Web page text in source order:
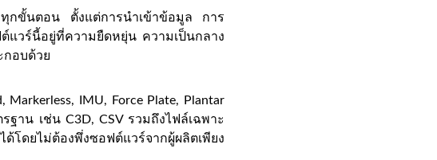
ทุกขั้นตอน ตั้งแต่การนำเข้าข้อมูล การ
แวร์นี้อยู่ที่ความยืดหยุ่น ความเป็นกลาง
กอบด้วย
IMU, Force Plate, Plantar
าน เช่น C3D, CSV รวมถึงไฟล์เฉพาะ
ดยไม่ต้องพึ่งซอฟต์แวร์จากผู้ผลิตเพียง